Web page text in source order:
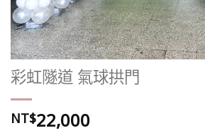
彩虹隧道 氣球拱門
NT$22,000